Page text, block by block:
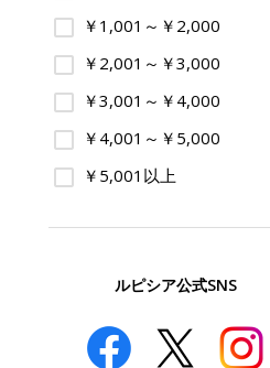
￥1,001～￥2,000
￥2,001～￥3,000
￥3,001～￥4,000
￥4,001～￥5,000
￥5,001以上
ルピシア公式SNS